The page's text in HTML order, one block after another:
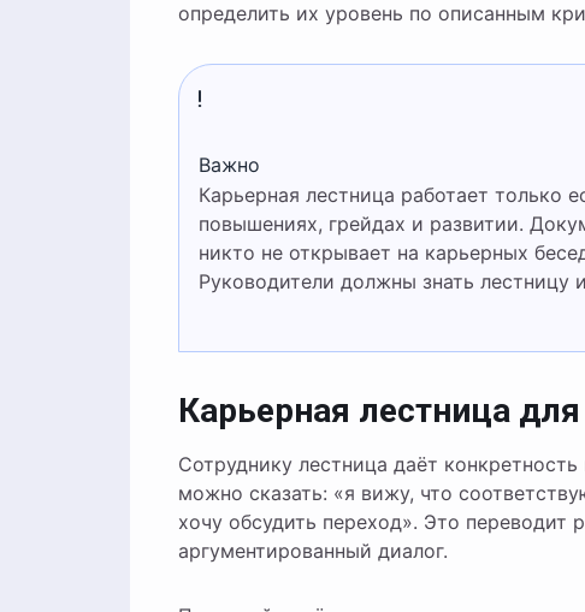
определить их уровень по описанным
Важно
Карьерная лестница работает только если она реально используется в решениях о
повышениях, грейдах и развитии.
никто не открывает на карьерных
Руководители должны знать лестницу
Карьерная лестница
Сотруднику лестница даёт
можно сказать: «я вижу, что
хочу обсудить переход». Это переводит
аргументированный диалог.